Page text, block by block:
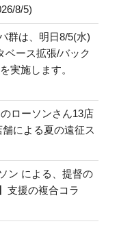
8/5)
群は、明日8/5(水)
ベース拡張/バック
実施します。
ローソンさん13店
による夏の遠征ス
ン による、提督の
支援の複合コラ